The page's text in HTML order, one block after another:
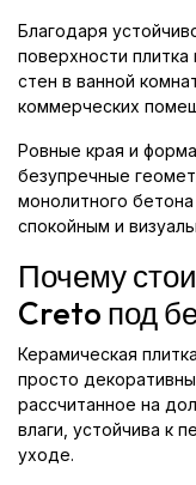
Благодаря
поверхности
стен в ванной
коммерческих
Ровные края и
безупречные
монолитного
спокойным и
Почему
Creto под
Керамическая
просто
рассчитанное на
влаги, устойчива к
уходе.